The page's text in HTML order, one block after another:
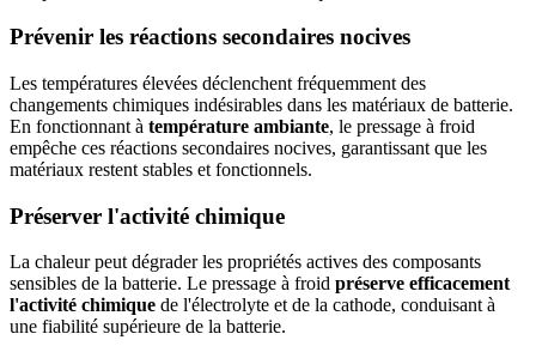
Prévenir les réactions secondaires nocives
Les températures élevées déclenchent fréquemment des
changements chimiques indésirables dans les matériaux de batterie.
En fonctionnant à température ambiante, le pressage à froid
empêche ces réactions secondaires nocives, garantissant que les
matériaux restent stables et fonctionnels.
Préserver l'activité chimique
La chaleur peut dégrader les propriétés actives des composants
sensibles de la batterie. Le pressage à froid préserve efficacement
l'activité chimique de l'électrolyte et de la cathode, conduisant à
une fiabilité supérieure de la batterie.